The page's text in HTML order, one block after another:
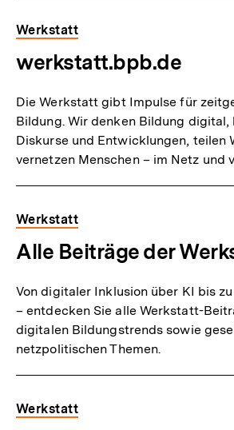
Werkstatt
werkstatt.bpb.de
Die Werkstatt gibt Impulse für
Bildung. Wir denken Bildung
Diskurse und Entwicklungen, teilen
vernetzen Menschen – im Netz und
Werkstatt
Alle Beiträge der
Von digitaler Inklusion über KI bis
– entdecken Sie alle Werkstatt-
digitalen Bildungstrends sowie
netzpolitischen Themen.
Werkstatt